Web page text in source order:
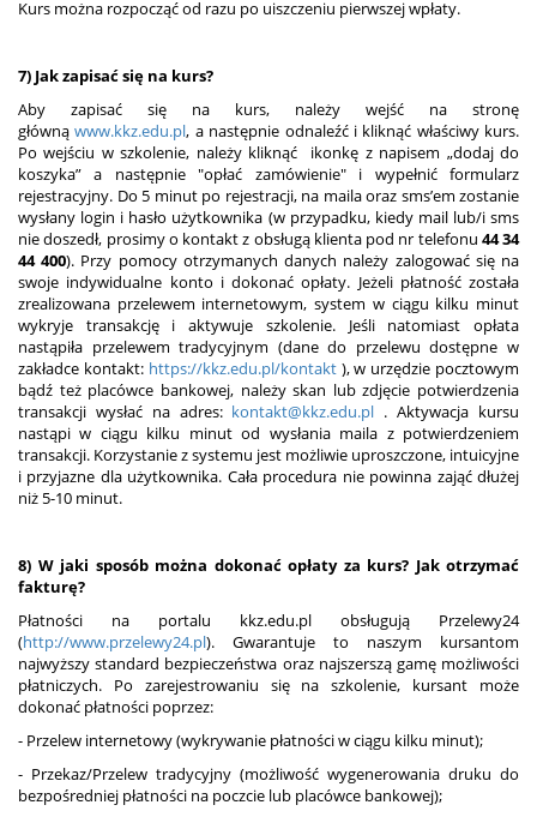
Kurs można rozpocząć od razu po uiszczeniu pierwszej wpłaty.
7) Jak zapisać się na kurs?
Aby zapisać się na kurs, należy wejść na stronę
głównąwww.kkz.edu.pl, a następnie odnaleźć i kliknąć właściwy kurs.
Po wejściu w szkolenie, należy kliknąć ikonkę z napisem „dodaj do
koszyka” a następnie "opłać zamówienie" i wypełnić formularz
rejestracyjny. Do 5 minut po rejestracji, na maila oraz sms’em zostanie
wysłany login i hasło użytkownika (w przypadku, kiedy mail lub/i sms
nie doszedł, prosimy o kontakt z obsługą klienta pod nr telefonu 44 34
44 400). Przy pomocy otrzymanych danych należy zalogować się na
swoje indywidualne konto i dokonać opłaty. Jeżeli płatność została
zrealizowana przelewem internetowym, system w ciągu kilku minut
wykryje transakcję i aktywuje szkolenie. Jeśli natomiast opłata
nastąpiła przelewem tradycyjnym (dane do przelewu dostępne w
zakładce kontakt: https://kkz.edu.pl/kontakt), w urzędzie pocztowym
bądź też placówce bankowej, należy skan lub zdjęcie potwierdzenia
transakcji wysłać na adres: kontakt@kkz.edu.pl . Aktywacja kursu
nastąpi w ciągu kilku minut od wysłania maila z potwierdzeniem
transakcji. Korzystanie z systemu jest możliwie uproszczone, intuicyjne
i przyjazne dla użytkownika. Cała procedura nie powinna zająć dłużej
niż 5-10 minut.
8) W jaki sposób można dokonać opłaty za kurs? Jak otrzymać
fakturę?
Płatności na portalu kkz.edu.pl obsługują Przelewy24
(http://www.przelewy24.pl). Gwarantuje to naszym kursantom
najwyższy standard bezpieczeństwa oraz najszerszą gamę możliwości
płatniczych. Po zarejestrowaniu się na szkolenie, kursant może
dokonać płatności poprzez:
- Przelew internetowy (wykrywanie płatności w ciągu kilku minut);
- Przekaz/Przelew tradycyjny (możliwość wygenerowania druku do
bezpośredniej płatności na poczcie lub placówce bankowej);